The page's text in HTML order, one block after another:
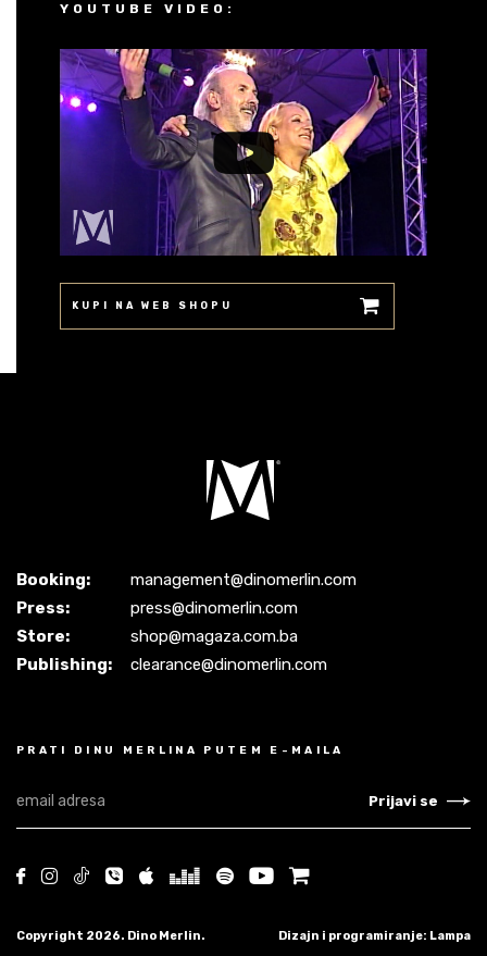
YOUTUBE VIDEO:
KUPI NA WEB SHOPU
Booking:
management@dinomerlin.com
Press:
press@dinomerlin.com
Store:
shop@magaza.com.ba
Publishing:
clearance@dinomerlin.com
PRATI DINU MERLINA PUTEM E-MAILA
Prijavi se
Copyright 2026. Dino Merlin. Dizajn i programiranje: Lampa